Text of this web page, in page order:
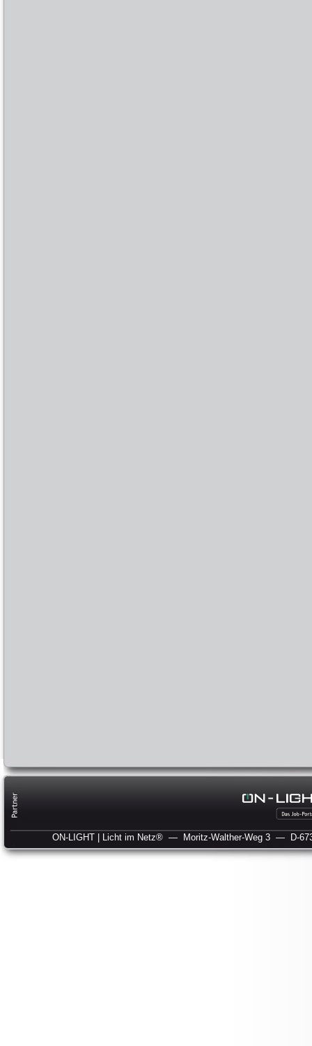
ON-LIGHT | Licht im Netz® — Moritz-Walther-Weg 3 — D-